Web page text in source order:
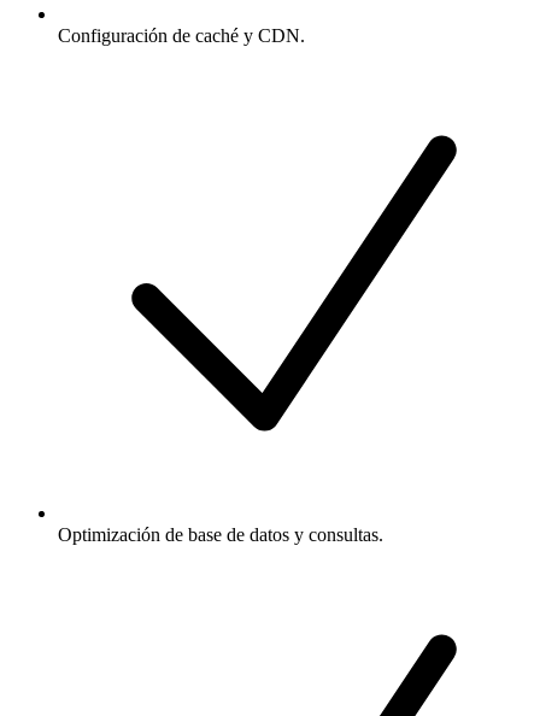
Configuración de caché y CDN.
Optimización de base de datos y consultas.